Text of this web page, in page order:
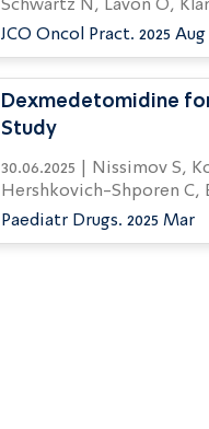
Schwartz N, Lavon O,
JCO Oncol Pract. 2025 Aug
Dexmedetomidine
Study
30.06.2025 | Nissimov S, Kohn A, Keidar R, Livne A, Shemer M, Gover A,
Hershkovich-Shporen C,
Paediatr Drugs. 2025 Mar